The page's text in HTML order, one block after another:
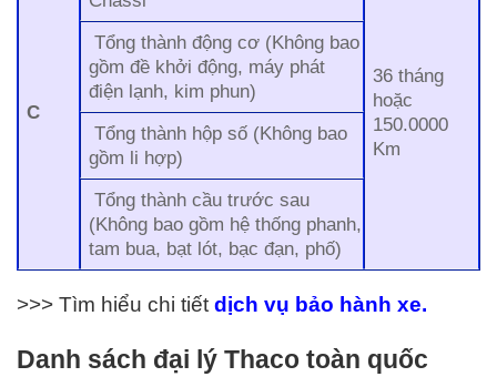
C
36 tháng
hoặc
150.0000
Km
Tổng thành động cơ (Không bao
gồm đề khởi động, máy phát
điện lạnh, kim phun)
Tổng thành hộp số (Không bao
gồm li hợp)
Tổng thành cầu trước sau
(Không bao gồm hệ thống phanh,
tam bua, bạt lót, bạc đạn, phố)
>>> Tìm hiểu chi tiết dịch vụ bảo hành xe.
Danh sách đại lý Thaco toàn quốc